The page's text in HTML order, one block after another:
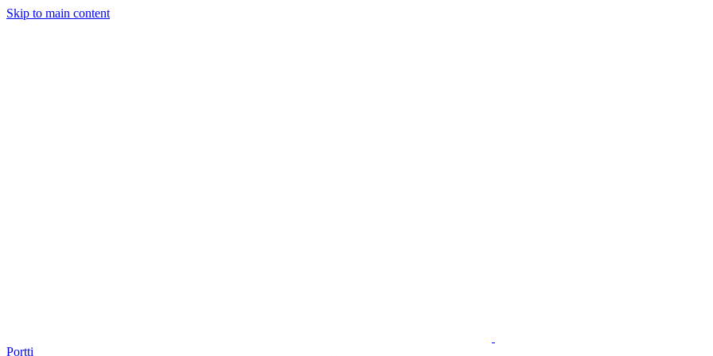
Skip to main content
Portti